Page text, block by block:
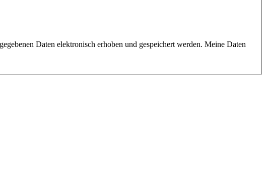
Daten elektronisch erhoben und gespeichert werden. Meine Daten